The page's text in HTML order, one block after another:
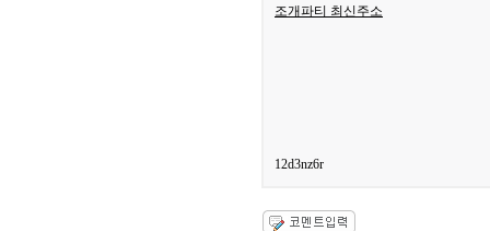
조개파티 최신주소
12d3nz6r